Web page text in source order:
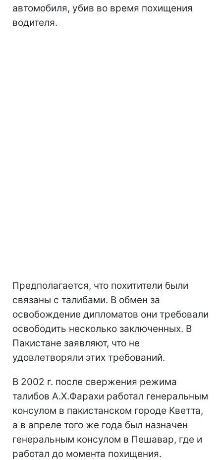
автомобиля, убив во время похищения
водителя.
Предполагается, что похитители были
связаны с талибами. В обмен за
освобождение дипломатов они требовали
освободить несколько заключенных. В
Пакистане заявляют, что не
удовлетворяли этих требований.
В 2002 г. после свержения режима
талибов А.Х.Фарахи работал генеральным
консулом в пакистанском городе Кветта,
а в апреле того же года был назначен
генеральным консулом в Пешавар, где и
работал до момента похищения.